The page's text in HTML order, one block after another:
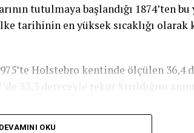
tutulmaya başlandığı 1874’ten bu
tarihinin en yüksek sıcaklığı olarak
Holstebro kentinde ölçülen 36,4
35,5 dereceyle rekor kırıldığını
dalgasının bazı bölgelerde şiddetli
DEVAMINI OKU